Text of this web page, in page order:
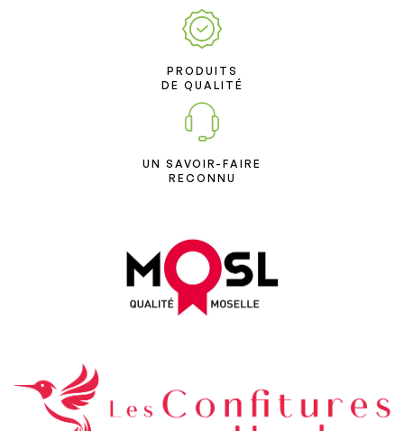
PRODUITS
DE QUALITÉ
UN SAVOIR-FAIRE
RECONNU